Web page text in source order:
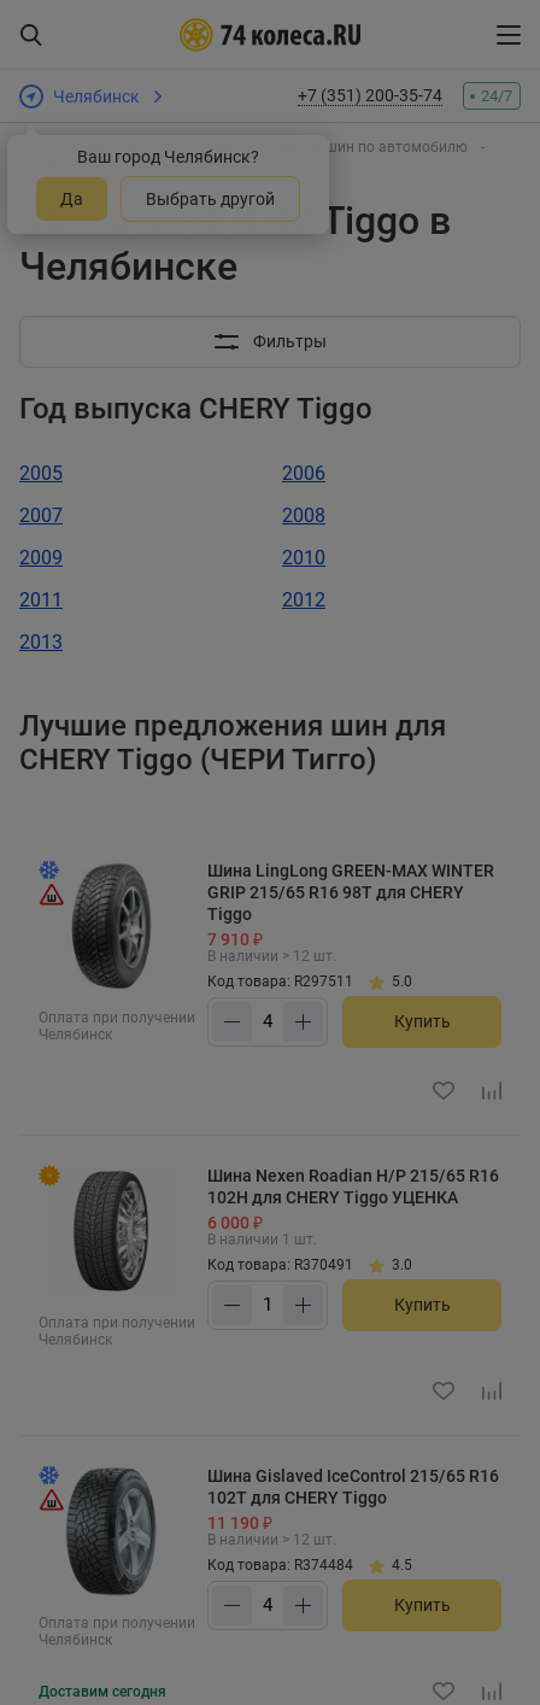
Челябинск
Ваш город Челябинск?
Да Выбрать другой
+7 (351) 200-35-74 24/7
Интернет-магазин шин и дисков
Подбор шин по автомобилю
Tiggo
Шины на CHERY Tiggo в
Челябинске
Фильтры
Год выпуска CHERY Tiggo
2005
2006
2007
2008
2009
2010
2011
2012
2013
Лучшие предложения шин для
CHERY Tiggo (ЧЕРИ Тигго)
Оплата при получении
Челябинск
Шина LingLong GREEN-MAX WINTER
GRIP 215/65 R16 98T для CHERY
Tiggo
7 910 ₽
В наличии > 12 шт.
Код товара: R297511
5.0
Купить
Оплата при получении
Челябинск
Шина Nexen Roadian H/P 215/65 R16
102H для CHERY Tiggo УЦЕНКА
6 000 ₽
В наличии 1 шт.
Код товара: R370491
3.0
Купить
Оплата при получении
Челябинск
Шина Gislaved IceControl 215/65 R16
102T для CHERY Tiggo
11 190 ₽
В наличии > 12 шт.
Код товара: R374484
4.5
Купить
Доставим сегодня